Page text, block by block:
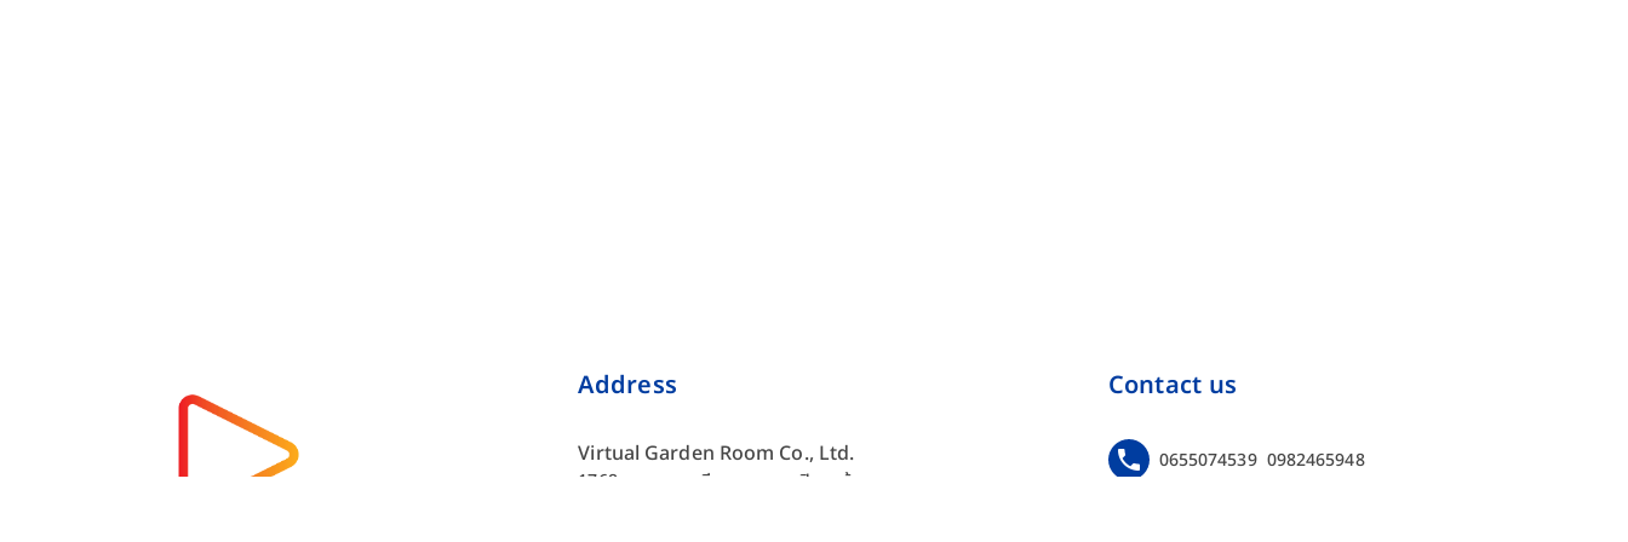
Address
Virtual Garden Room Co., Ltd.
1768 ถนนเพชรบุรี แขวงบางกะปิ เขตห้วยขวาง กรุงเทพมหานคร
Contact us
0655074539 0982465948